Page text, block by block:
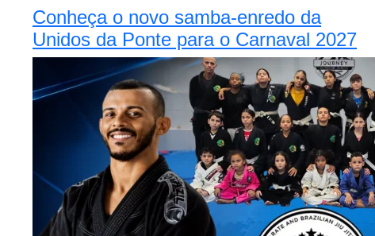
Conheça o novo samba-enredo da
Unidos da Ponte para o Carnaval 2027